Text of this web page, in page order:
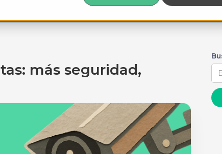
más seguridad,